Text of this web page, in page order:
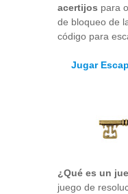
acertijos para
de bloqueo de
código para
Jugar
¿Qué es un
juego de